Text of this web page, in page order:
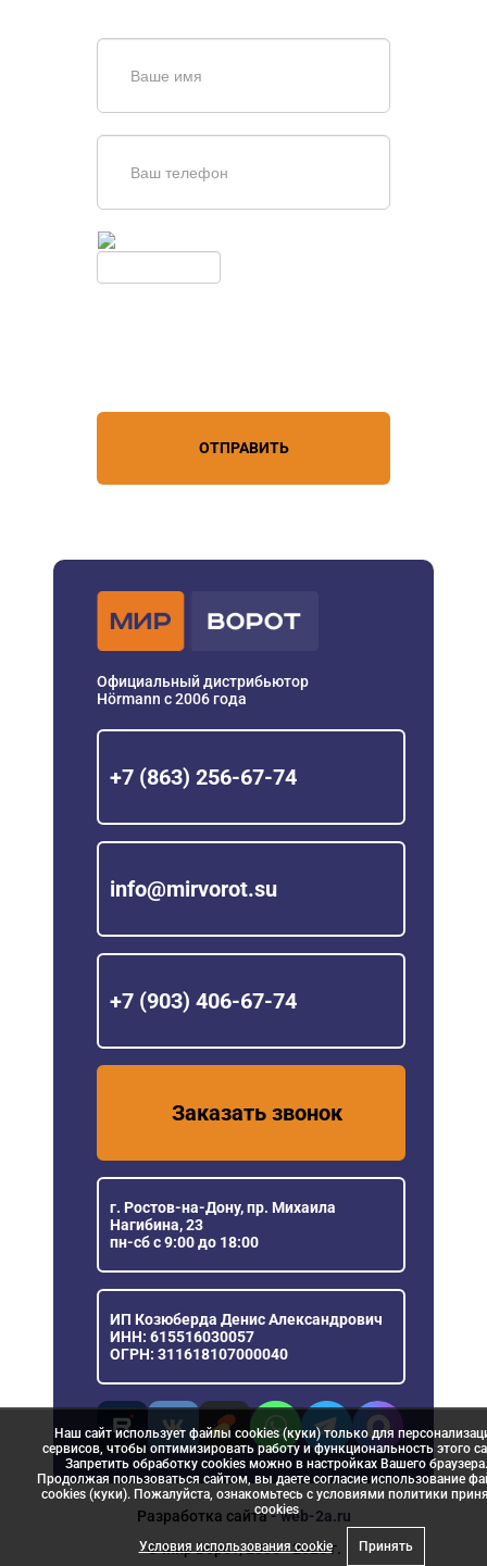
ОТПРАВИТЬ
Официальный дистрибьютор
Hörmann с 2006 года
+7 (863) 256-67-74
info@mirvorot.su
+7 (903) 406-67-74
Заказать звонок
г. Ростов-на-Дону, пр. Михаила
Нагибина, 23
пн-сб с 9:00 до 18:00
ИП Козюберда Денис Александрович
ИНН: 615516030057
ОГРН: 311618107000040
Разработка сайта- web-2a.ru
© Мир Ворот, 2006 - 2026 г.
Наш сайт использует файлы cookies (куки) только для
сервисов, чтобы оптимизировать работу и функциональность этого
Запретить обработку cookies можно в настройках Вашего браузера.
Продолжая пользоваться сайтом, вы даете согласие использование
cookies (куки). Пожалуйста, ознакомьтесь с условиями политики
сookies
Условия использования cookie Принять